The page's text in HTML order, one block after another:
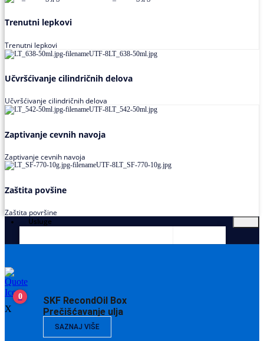
Trenutni lepkovi
Trenutni lepkovi
Učvršćivanje cilindričnih delova
Učvršćivanje cilindričnih delova
Zaptivanje cevnih navoja
Zaptivanje cevnih navoja
Zaštita povšine
Zaštita površine
Usluge
SKF RecondOil Box
Prečišćavanje ulja
SAZNAJ VIŠE
0
X